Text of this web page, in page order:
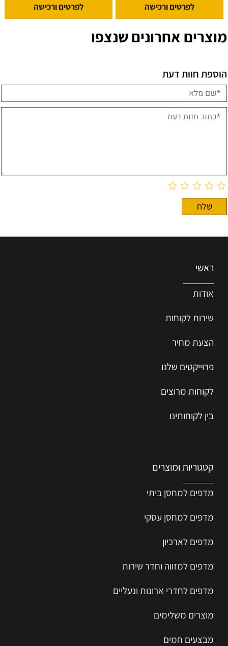
לפרטים ורכישה לפרטים ורכישה
מוצרים אחרונים שנצפו
הוספת חוות דעת
ראשי
אודות
שירות לקוחות
הצעת מחיר
פרוייקטים שלנו
לקוחות מרוצים
בין לקוחותינו
קטגוריות ומוצרים
מדפים למחסן ביתי
מדפים למחסן עסקי
מדפים לארכיון
מדפים למזווה וחדר שירות
מדפים לחדרי ארונות ונעליים
מוצרים משלימים
מבצעים חמים